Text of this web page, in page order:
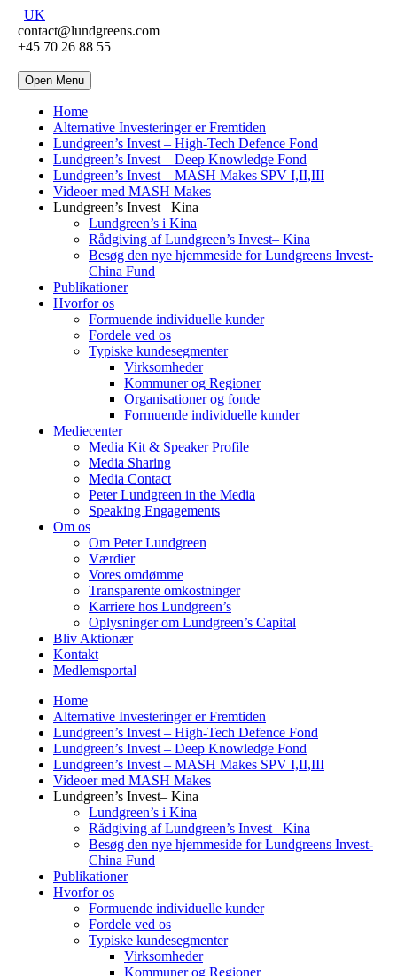
| UK
contact@lundgreens.com
+45 70 26 88 55
Open Menu
Home
Alternative Investeringer er Fremtiden
Lundgreen’s Invest – High-Tech Defence Fond
Lundgreen’s Invest – Deep Knowledge Fond
Lundgreen’s Invest – MASH Makes SPV I,II,III
Videoer med MASH Makes
Lundgreen’s Invest– Kina
Lundgreen’s i Kina
Rådgiving af Lundgreen’s Invest– Kina
Besøg den nye hjemmeside for Lundgreens Invest-
China Fund
Publikationer
Hvorfor os
Formuende individuelle kunder
Fordele ved os
Typiske kundesegmenter
Virksomheder
Kommuner og Regioner
Organisationer og fonde
Formuende individuelle kunder
Mediecenter
Media Kit & Speaker Profile
Media Sharing
Media Contact
Peter Lundgreen in the Media
Speaking Engagements
Om os
Om Peter Lundgreen
Værdier
Vores omdømme
Transparente omkostninger
Karriere hos Lundgreen’s
Oplysninger om Lundgreen’s Capital
Bliv Aktionær
Kontakt
Medlemsportal
Home
Alternative Investeringer er Fremtiden
Lundgreen’s Invest – High-Tech Defence Fond
Lundgreen’s Invest – Deep Knowledge Fond
Lundgreen’s Invest – MASH Makes SPV I,II,III
Videoer med MASH Makes
Lundgreen’s Invest– Kina
Lundgreen’s i Kina
Rådgiving af Lundgreen’s Invest– Kina
Besøg den nye hjemmeside for Lundgreens Invest-
China Fund
Publikationer
Hvorfor os
Formuende individuelle kunder
Fordele ved os
Typiske kundesegmenter
Virksomheder
Kommuner og Regioner